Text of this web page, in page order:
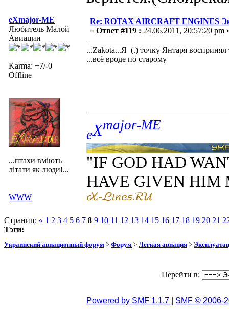
eXmajor-ME
Любитель Малой
Авиации
Karma: +7/-0
Offline
...птахи вміють
літати як люди!...
WWW
Re: ROTAX AIRCRAFT ENGINES
« Ответ #119 : 24.06.2011, 20:57:20 pm
...Zakota...Я (.) точку Янтаря воспринял
...всё вроде по старому
eXmajor-ME
"IF GOD HAD
HAVE GIVEN HIM
Страниц: « 1 2 3 4 5 6 7 8 9 10 11 12 13 14 15 16 17 18 19 20 21
Тэги:
Украинский авиационный форум > Форум > Легкая авиация >
Перейти в:
Powered by SMF 1.1.7 SMF © 2006-